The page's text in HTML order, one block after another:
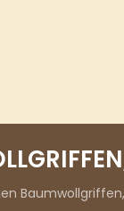
Baumwollgriffen,